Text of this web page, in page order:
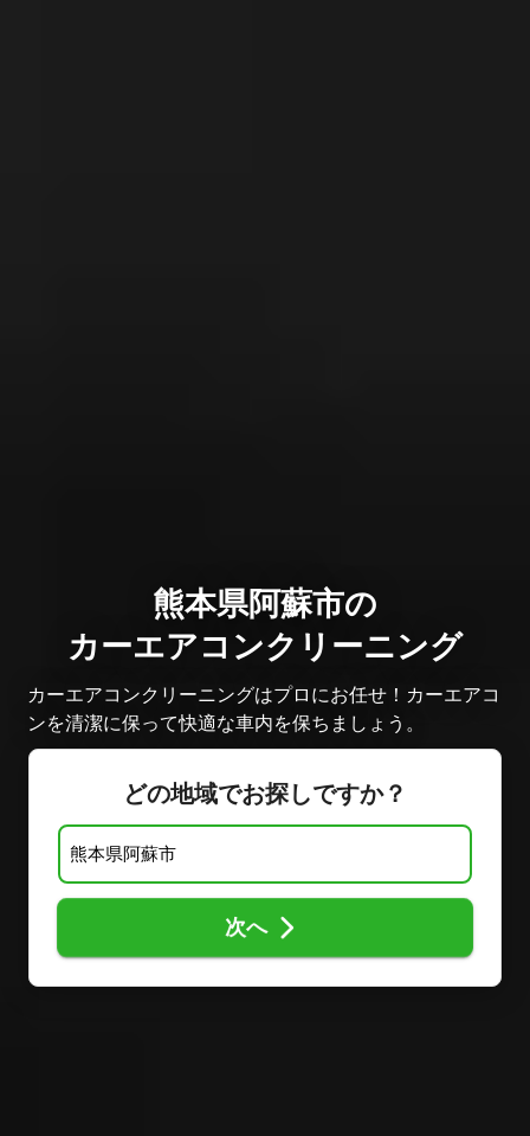
熊本県阿蘇市の
カーエアコンクリーニング
カーエアコンクリーニングはプロにお任せ！カーエアコ
ンを清潔に保って快適な車内を保ちましょう。
どの地域でお探しですか？
次へ